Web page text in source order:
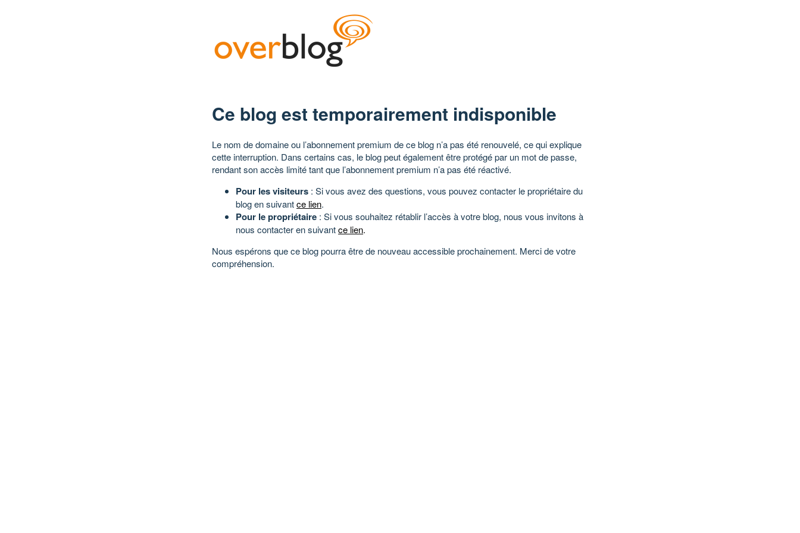
Ce blog est temporairement indisponible
Le nom de domaine ou l’abonnement premium de ce blog n’a pas été renouvelé, ce qui explique
cette interruption. Dans certains cas, le blog peut également être protégé par un mot de passe,
rendant son accès limité tant que l’abonnement premium n’a pas été réactivé.
Pour les visiteurs : Si vous avez des questions, vous pouvez contacter le propriétaire du
blog en suivantce lien.
Pour le propriétaire : Si vous souhaitez rétablir l’accès à votre blog, nous vous invitons à
nous contacter en suivantce lien.
Nous espérons que ce blog pourra être de nouveau accessible prochainement. Merci de votre
compréhension.